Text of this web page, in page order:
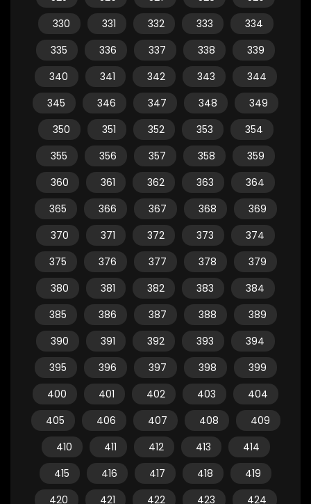
330
331 332 333
334
335
336 337 338
339
340
341 342 343
344
345
346 347 348
349
350
351 352 353
354
355
356 357 358
359
360
361 362 363
364
365
366 367 368
369
370
371 372 373
374
375
376 377 378
379
380
381 382 383
384
385
386 387 388
389
390
391 392 393
394
395
396 397 398
399
400
401 402 403
404
405
406 407 408
409
410
411 412 413
414
415
416 417 418
419
420
421 422 423 424